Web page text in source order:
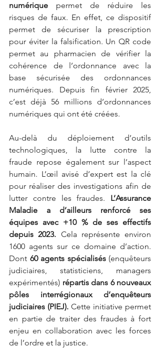
numérique
permet de réduire les
risques de faux. En effet, ce dispositif
permet de sécuriser la prescription
pour éviter la falsification. Un QR code
permet au pharmacien de vérifier la
cohérence de l’ordonnance avec la
base sécurisée des ordonnances
numériques. Depuis fin février 2025,
c’est déjà 56 millions d’ordonnances
numériques qui ont été créées.
Au-delà du déploiement d’outils
technologiques, la lutte contre la
fraude repose également sur l’aspect
humain. L’œil avisé d’expert est la clé
pour réaliser des investigations afin de
lutter contre les fraudes.
L’Assurance
Maladie a d’ailleurs renforcé ses
équipes avec +10 % de ses effectifs
depuis 2023. Cela représente environ
1600 agents sur ce domaine d’action.
Dont 60 agents spécialisés (enquêteurs
judiciaires, statisticiens, managers
expérimentés) répartis dans 6 nouveaux
pôles interrégionaux d’enquêteurs
judiciaires (PIEJ). Cette initiative permet
en partie de traiter des fraudes à fort
enjeu en collaboration avec les forces
de l’ordre et la justice.